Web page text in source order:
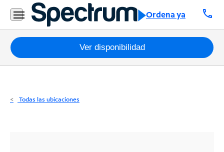
Ordena ya call
Residencial
Business
Paquetes
Internet
Ver disponibilidad
Todas las ubicaciones